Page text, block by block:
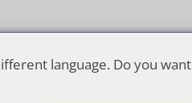
language. Do you want